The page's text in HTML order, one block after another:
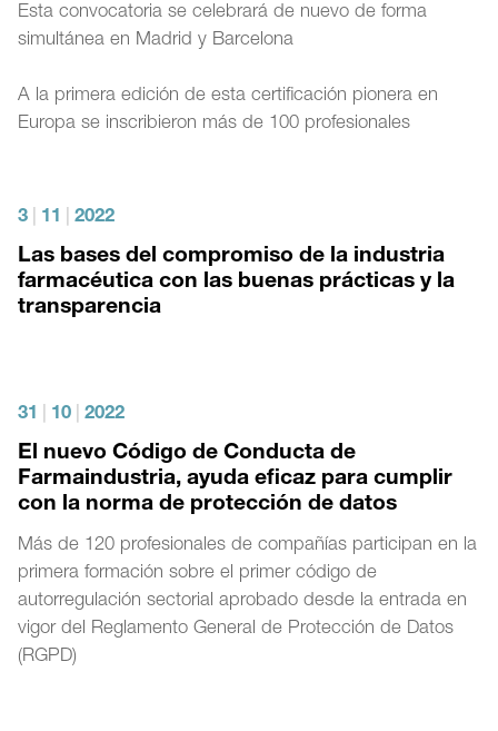
Esta convocatoria se celebrará de nuevo de forma
simultánea en Madrid y Barcelona
A la primera edición de esta certificación pionera en
Europa se inscribieron más de 100 profesionales
3 11 2022
Las bases del compromiso de la industria
farmacéutica con las buenas prácticas y la
transparencia
31 10 2022
El nuevo Código de Conducta de
Farmaindustria, ayuda eficaz para cumplir
con la norma de protección de datos
Más de 120 profesionales de compañías participan en la
primera formación sobre el primer código de
autorregulación sectorial aprobado desde la entrada en
vigor del Reglamento General de Protección de Datos
(RGPD)